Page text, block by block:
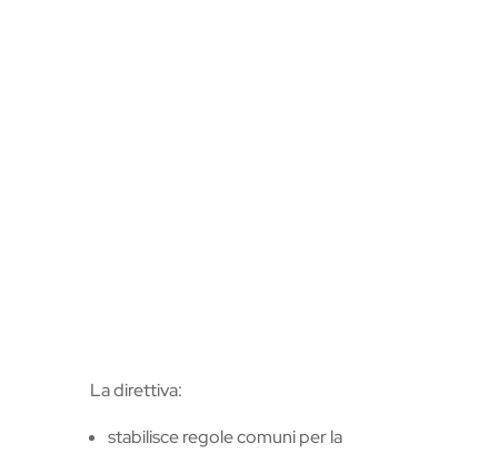
La direttiva:
stabilisce regole comuni per la